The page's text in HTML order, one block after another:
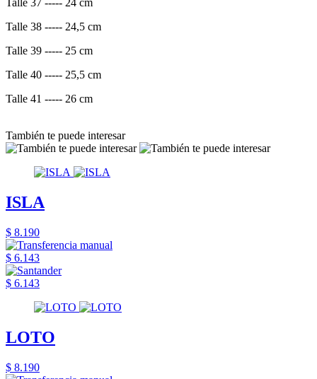
Talle 38 ----- 24,5 cm
Talle 39 ----- 25 cm
Talle 40 ----- 25,5 cm
Talle 41 ----- 26 cm
También te puede interesar
ISLA
$ 8.190
$ 6.143
$ 6.143
LOTO
$ 8.190